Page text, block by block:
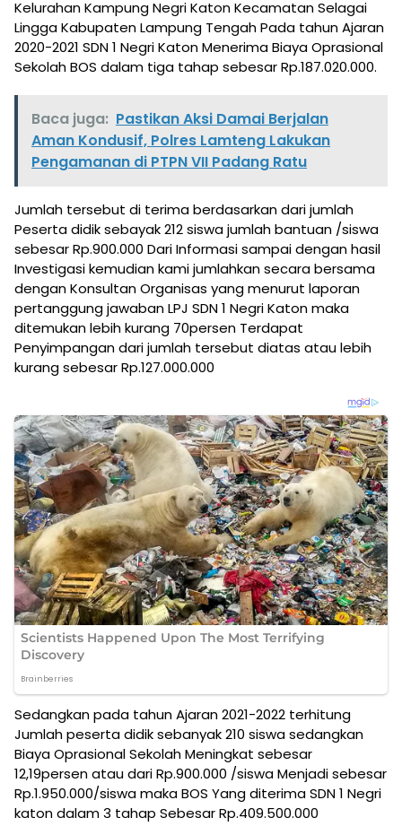
Kelurahan Kampung Negri Katon Kecamatan Selagai
Lingga Kabupaten Lampung Tengah Pada tahun Ajaran
2020-2021 SDN 1 Negri Katon Menerima Biaya Oprasional
Sekolah BOS dalam tiga tahap sebesar Rp.187.020.000.
Baca juga: Pastikan Aksi Damai Berjalan
Aman Kondusif, Polres Lamteng Lakukan
Pengamanan di PTPN VII Padang Ratu
Jumlah tersebut di terima berdasarkan dari jumlah
Peserta didik sebayak 212 siswa jumlah bantuan /siswa
sebesar Rp.900.000 Dari Informasi sampai dengan hasil
Investigasi kemudian kami jumlahkan secara bersama
dengan Konsultan Organisas yang menurut laporan
pertanggung jawaban LPJ SDN 1 Negri Katon maka
ditemukan lebih kurang 70persen Terdapat
Penyimpangan dari jumlah tersebut diatas atau lebih
kurang sebesar Rp.127.000.000
Sedangkan pada tahun Ajaran 2021-2022 terhitung
Jumlah peserta didik sebanyak 210 siswa sedangkan
Biaya Oprasional Sekolah Meningkat sebesar
12,19persen atau dari Rp.900.000 /siswa Menjadi sebesar
Rp.1.950.000/siswa maka BOS Yang diterima SDN 1 Negri
katon dalam 3 tahap Sebesar Rp.409.500.000